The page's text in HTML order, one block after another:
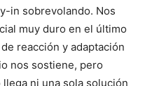
in sobrevolando. Nos
muy duro en el último
reacción y adaptación
nos sostiene, pero
ni una sola solución